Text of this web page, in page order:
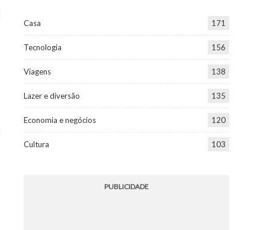
Casa 171
Tecnologia 156
Viagens 138
Lazer e diversão 135
Economia e negócios 120
Cultura 103
PUBLICIDADE